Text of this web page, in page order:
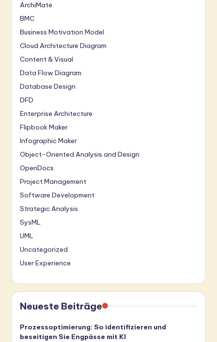
ArchiMate
BMC
Business Motivation Model
Cloud Architecture Diagram
Content & Visual
Data Flow Diagram
Database Design
DFD
Enterprise Architecture
Flipbook Maker
Infographic Maker
Object-Oriented Analysis and Design
OpenDocs
Project Management
Software Development
Strategic Analysis
SysML
UML
Uncategorized
User Experience
Neueste Beiträge
Prozessoptimierung: So identifizieren und
beseitigen Sie Engpässe mit KI